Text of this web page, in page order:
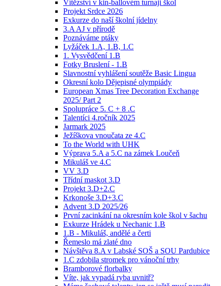
Vítězství v kin-ballovém turnaji škol
Projekt Srdce 2026
Exkurze do naší školní jídelny
3.A AJ v přírodě
Poznáváme ptáky
Lyžáček 1.A, 1.B, 1.C
1. Vysvědčení 1.B
Fotky Bruslení - 1.B
Slavnostní vyhlášení soutěže Basic Lingua
Okresní kolo Dějepisné olympiády
European Xmas Tree Decoration Exchange
2025/ Part 2
Spolupráce 5. C + 8 .C
Talentíci 4.ročník 2025
Jarmark 2025
Ježíškova vnoučata ze 4.C
To the World with UHK
Výprava 5.A a 5.C na zámek Loučeň
Mikuláš ve 4.C
VV 3.D
Třídní maskot 3.D
Projekt 3.D+2.C
Krkonoše 3.D+3.C
Advent 3.D 2025/26
První zacinkání na okresním kole škol v šachu
Exkurze Hrádek u Nechanic 1.B
1.B - Mikuláš, andělé a čerti
Řemeslo má zlaté dno
Návštěva 8.A v Labské SOŠ a SOU Pardubice
1.C zdobila stromek pro vánoční trhy
Bramborové florbalky
Víte, jak vypadá ryba uvnitř?